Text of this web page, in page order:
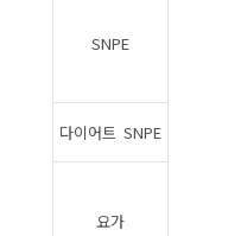
SNPE
다이어트 SNPE
요가